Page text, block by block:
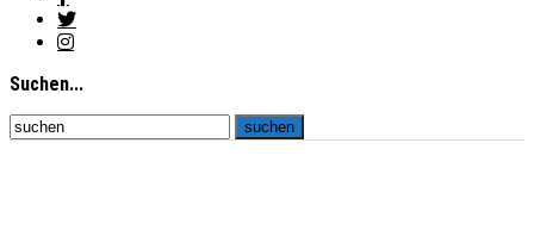
Suchen...